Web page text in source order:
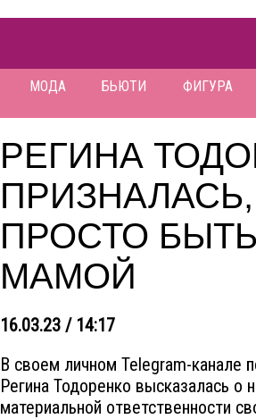
МОДА БЬЮТИ ФИГУРА
РЕГИНА
ПРОСТО
МАМОЙ
16.03.23 / 14:17
В своем личном Telegram-канале
Регина Тодоренко высказалась о
материальной ответственности